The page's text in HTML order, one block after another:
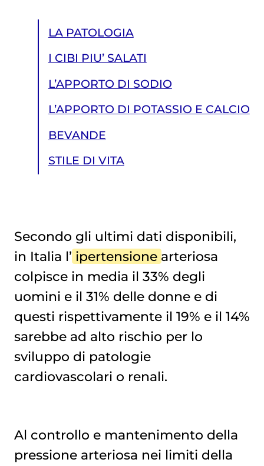
LA PATOLOGIA
I CIBI PIU’ SALATI
L’APPORTO DI SODIO
L’APPORTO DI POTASSIO E CALCIO
BEVANDE
STILE DI VITA
STILE DI VITA
Secondo gli ultimi dati disponibili,
in Italia l’ ipertensione arteriosa
colpisce in media il 33% degli
uomini e il 31% delle donne e di
questi rispettivamente il 19% e il 14%
sarebbe ad alto rischio per lo
sviluppo di patologie
cardiovascolari o renali.
Al controllo e mantenimento della
pressione arteriosa nei limiti della